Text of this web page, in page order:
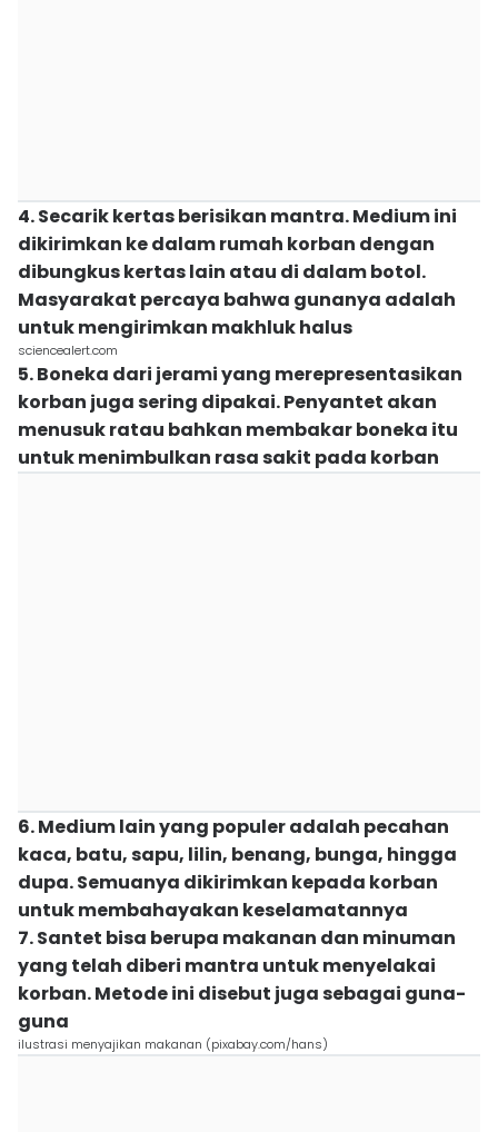
4. Secarik kertas berisikan mantra. Medium ini
dikirimkan ke dalam rumah korban dengan
dibungkus kertas lain atau di dalam botol.
Masyarakat percaya bahwa gunanya adalah
untuk mengirimkan makhluk halus
sciencealert.com
5. Boneka dari jerami yang merepresentasikan
korban juga sering dipakai. Penyantet akan
menusuk ratau bahkan membakar boneka itu
untuk menimbulkan rasa sakit pada korban
6. Medium lain yang populer adalah pecahan
kaca, batu, sapu, lilin, benang, bunga, hingga
dupa. Semuanya dikirimkan kepada korban
untuk membahayakan keselamatannya
7. Santet bisa berupa makanan dan minuman
yang telah diberi mantra untuk menyelakai
korban. Metode ini disebut juga sebagai guna-
guna
ilustrasi menyajikan makanan (pixabay.com/hans)